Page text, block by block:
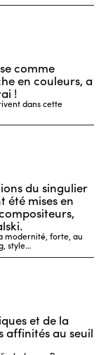
comme
en couleurs, a
!
dans cette
du singulier
été mises en
modernité, forte, au
style…
et de la
affinités au seuil